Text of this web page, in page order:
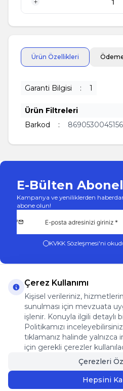
Sepete
Ürün Özellikleri
Garanti Bilgisi : 1
Ürün Filtreleri
Barkod
: 8690530045156
E-Bülten
Kampanya ve yeniliklerden
abone olun!
KVKK Sözleşmesi'ni
App StorePlay Store
FacebookInstagram
Önemli Bilgiler
Önemli Bilgiler
Hızlı Erişim
Çerez Kullanımı
Kişisel verileriniz,
sunulması için mevzuata
işlenir. Konuyla ilgili detaylı
Politikamızı
tıklamanız halinde
için gerekli çerezler
Çerezleri
Hepsini